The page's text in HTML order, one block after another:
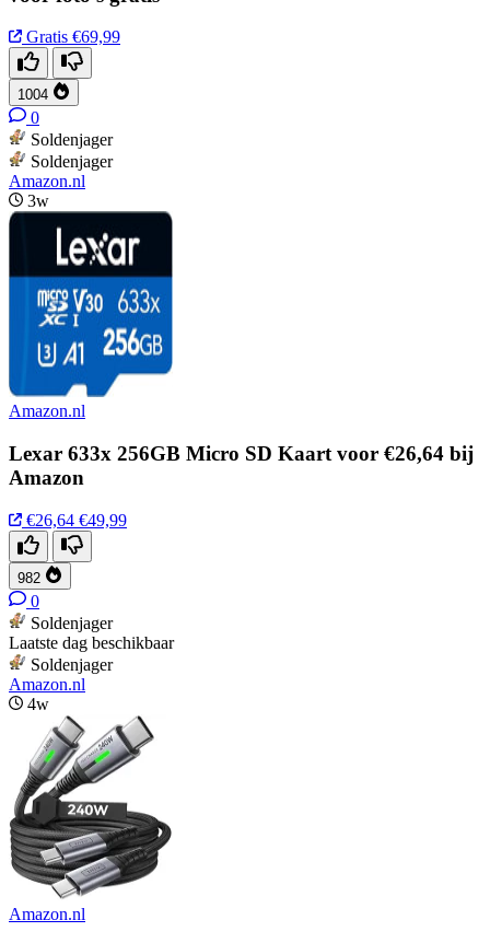
Gratis €69,99
1004
0
Soldenjager
Soldenjager
Amazon.nl
3w
Amazon.nl
Lexar 633x 256GB Micro SD Kaart voor €26,64 bij
Amazon
€26,64 €49,99
982
0
Soldenjager
Laatste dag beschikbaar
Soldenjager
Amazon.nl
4w
Amazon.nl